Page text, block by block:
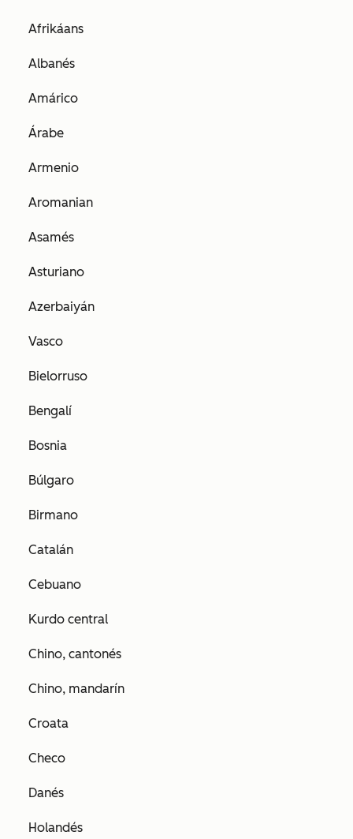
Afrikáans
Albanés
Amárico
Árabe
Armenio
Aromanian
Asamés
Asturiano
Azerbaiyán
Vasco
Bielorruso
Bengalí
Bosnia
Búlgaro
Birmano
Catalán
Cebuano
Kurdo central
Chino, cantonés
Chino, mandarín
Croata
Checo
Danés
Holandés